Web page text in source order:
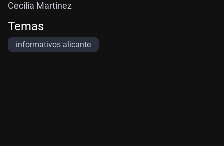
Cecilia Martinez
Temas
informativos alicante